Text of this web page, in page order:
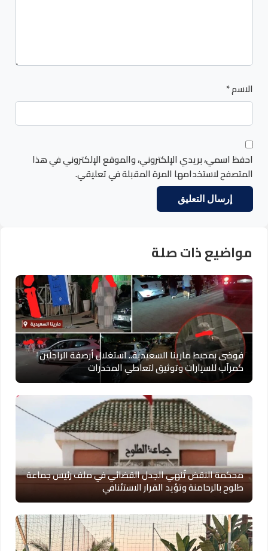
الاسم*
احفظ اسمي، بريدي الإلكتروني، والموقع الإلكتروني في هذا
المتصفح لاستخدامها المرة المقبلة في تعليقي.
مواضيع ذات صلة
فوضى بمحيط مارينا السعيدية.. استغلال أرصفة الراجلين
كمرآب للسيارات وتوثيق لتعاطي المخدرات
محكمة النقض تُنهي الجدل القضائي في ملف رئيس جماعة
طلوح بالرحامنة وتؤيد القرار الاستئنافي